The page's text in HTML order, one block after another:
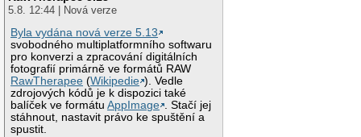
5.8. 12:44 | Nová verze
Byla vydána nová verze 5.13
svobodného multiplatformního softwaru
pro konverzi a zpracování digitálních
fotografií primárně ve formátů RAW
RawTherapee (Wikipedie ). Vedle
zdrojových kódů je k dispozici také
balíček ve formátuAppImage . Stačí jej
stáhnout, nastavit právo ke spuštění a
spustit.